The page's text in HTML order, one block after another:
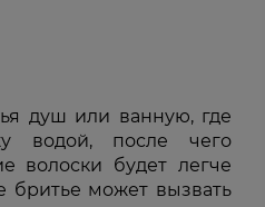
душ или ванную, где
водой, после чего
волоски будет легче
бритье может вызвать